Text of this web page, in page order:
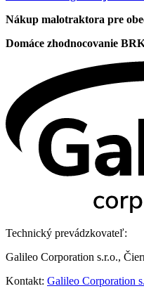
Nákup malotraktora pre
Domáce zhodnocovanie
Technický prevádzkovateľ:
Galileo Corporation s.r.o.,
Kontakt: Galileo Corporation